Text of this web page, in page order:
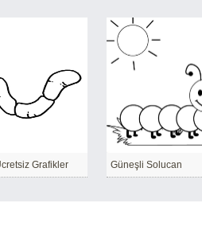
Grafikler Güneşli Solucan